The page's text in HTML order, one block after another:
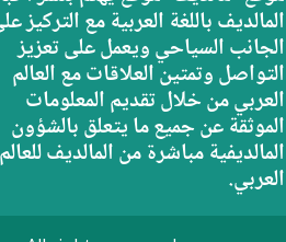
المالديف باللغة العربية مع التركيز
الجانب السياحي ويعمل على تعزيز
التواصل وتمتين العلاقات مع العالم
العربي من خلال تقديم المعلومات
الموثقة عن جميع ما يتعلق بالشؤون
المالديفية مباشرة من المالديف للعالم
العربي.